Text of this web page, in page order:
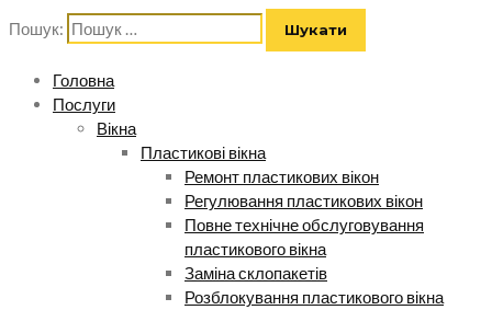
Пошук:
Головна
Послуги
Вікна
Пластикові вікна
Ремонт пластикових вікон
Регулювання пластикових вікон
Повне технічне обслуговування
пластикового вікна
Заміна склопакетів
Розблокування пластикового вікна